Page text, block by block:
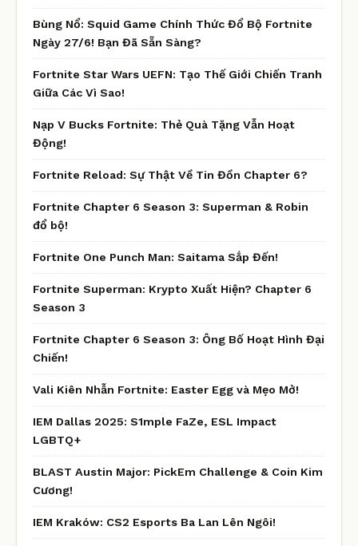
Bùng Nổ: Squid Game Chính Thức Đổ Bộ Fortnite
Ngày 27/6! Bạn Đã Sẵn Sàng?
Fortnite Star Wars UEFN: Tạo Thế Giới Chiến Tranh
Giữa Các Vì Sao!
Nạp V Bucks Fortnite: Thẻ Quà Tặng Vẫn Hoạt
Động!
Fortnite Reload: Sự Thật Về Tin Đồn Chapter 6?
Fortnite Chapter 6 Season 3: Superman & Robin
đổ bộ!
Fortnite One Punch Man: Saitama Sắp Đến!
Fortnite Superman: Krypto Xuất Hiện? Chapter 6
Season 3
Fortnite Chapter 6 Season 3: Ông Bố Hoạt Hình Đại
Chiến!
Vali Kiên Nhẫn Fortnite: Easter Egg và Mẹo Mở!
IEM Dallas 2025: S1mple FaZe, ESL Impact
LGBTQ+
BLAST Austin Major: PickEm Challenge & Coin Kim
Cương!
IEM Kraków: CS2 Esports Ba Lan Lên Ngôi!